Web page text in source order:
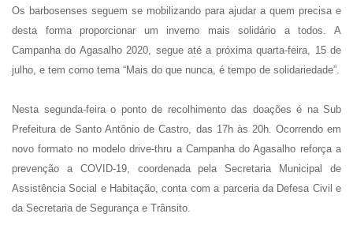
Os barbosenses seguem se mobilizando para ajudar a quem precisa e
desta forma proporcionar um inverno mais solidário a todos. A
Campanha do Agasalho 2020, segue até a próxima quarta-feira, 15 de
julho, e tem como tema “Mais do que nunca, é tempo de solidariedade”.
Nesta segunda-feira o ponto de recolhimento das doações é na Sub
Prefeitura de Santo Antônio de Castro, das 17h às 20h. Ocorrendo em
novo formato no modelo drive-thru a Campanha do Agasalho reforça a
prevenção a COVID-19, coordenada pela Secretaria Municipal de
Assistência Social e Habitação, conta com a parceria da Defesa Civil e
da Secretaria de Segurança e Trânsito.